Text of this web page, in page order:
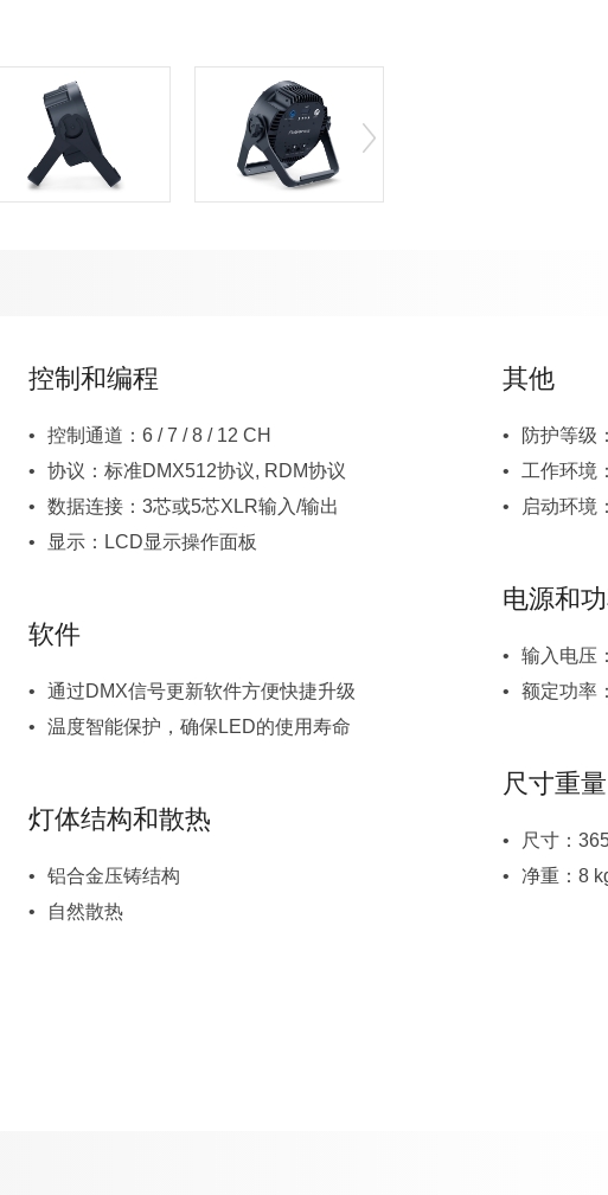
控制和编程
控制通道：6 / 7 / 8 / 12 CH
协议：标准DMX512协议, RDM协议
数据连接：3芯或5芯XLR输入/输出
显示：LCD显示操作面板
软件
通过DMX信号更新软件方便快捷升级
温度智能保护，确保LED的使用寿命
灯体结构和散热
铝合金压铸结构
自然散热
其他
防护等级
工作环
启动环
电源和
输入电压
额定功率
尺寸重量
尺寸：
净重：8